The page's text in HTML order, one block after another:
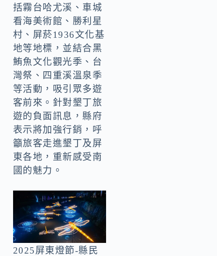
括霧台哈尤溪、車城
看海美術館、勝利星
村、屏菸1936文化基
地等地標，並結合黑
鮪魚文化觀光季、台
灣祭、四重溪溫泉季
等活動，吸引眾多遊
客前來。針對墾丁旅
遊的負面訊息，縣府
表示將加強行銷，呼
籲旅客走進墾丁及屏
東各地，重新感受南
國的魅力。
2025屏東燈節-縣民